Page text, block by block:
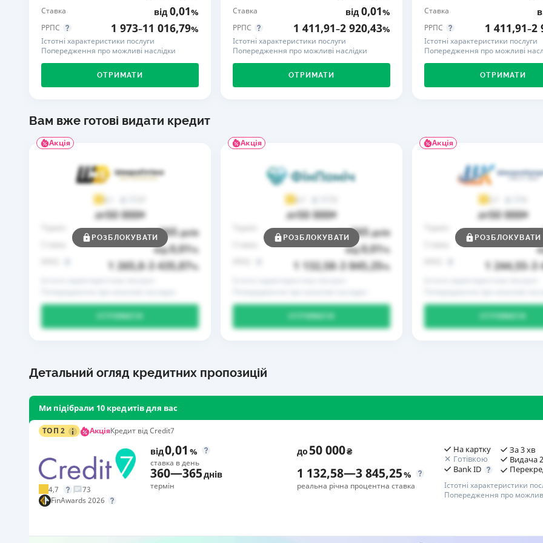
КАРТОК
ЩОМІСЯЧНИЙ ОГЛЯД
КЕШБЕКУ
ВСІ
Ставка від 0,01%
РРПС 1 973–11 016,79%
Істотні характеристики послуги
Попередження про можливі наслідки
ОТРИМАТИ
Ставка від 0,01%
РРПС 1 411,91–2 920,43%
Істотні характеристики послуги
Попередження про можливі наслідки
ОТРИМАТИ
Ставка
РРПС 1 411,91–2
Істотні характеристики послуги
Попередження про можливі
ОТРИМАТИ
Вам вже готові видати кредит
Акція
4,1
до50 000₴
до 365днів
від0,01%
1 265,8 3 435,87%
РОЗБЛОКУВАТИ
Акція
4,7
до50 000₴
до 365днів
від0,01%
1 132,58 3 845,25%
РОЗБЛОКУВАТИ
Акція
3,7
до50 000₴
до
1 244,55 3
РОЗБЛОКУВАТИ
Детальний огляд кредитних пропозицій
Ми підібрали 10 кредитів для вас
ТОП 2 АкціяКредит від Credit7
4,7
73
FinAwards 2026
від0,01 %
ставка в день
до50 000₴
360—365днів
термін
1 132,58—3 845,25%
реальна річна процентна ставка
На картку
Готівкою
Bank ID
За 3 хв
Видача
Істотні характеристики
Попередження про
Акція: «Кешбек за друга»